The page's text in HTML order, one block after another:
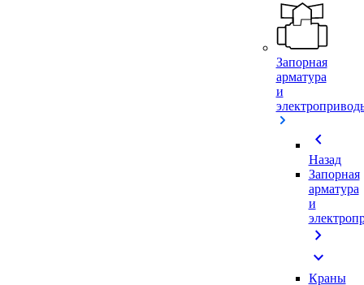
Запорная
арматура
и
chevron_left
Назад
Запорная
арматура
и
chevron_right
expand_more
Краны